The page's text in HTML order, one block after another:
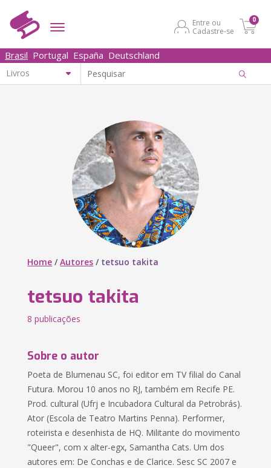
Entre ou
Cadastre-se
0
Brasil Portugal España Deutschland
Home /Autores / tetsuo takita
tetsuo takita
8 publicações
Sobre o autor
Poeta de Blumenau SC, foi editor em TV filial do Canal
Futura. Morou 10 anos no RJ, também em Recife PE.
Prod. cultural (Ufrj e Incubadora Cultural da Petrobrás).
Ator (Escola de Teatro Martins Penna). Performer,
roteirista e desenhista de HQ. Militante do movimento
"Queer", com x alter-egx, Samantha Cats. Um dos
autores em: De Conchas e de Clarice. Sesc SC 2007 e